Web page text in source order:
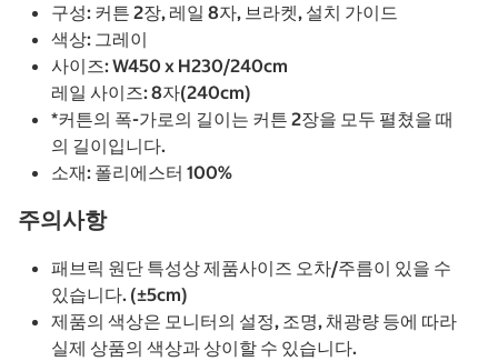
구성: 커튼 2장, 레일 8자, 브라켓, 설치 가이드
색상: 그레이
사이즈:W450 x H230/240cm
레일 사이즈: 8자(240cm)
*커튼의 폭-가로의 길이는 커튼 2장을 모두 펼쳤을 때
의 길이입니다.
소재: 폴리에스터 100%
주의사항
패브릭 원단 특성상 제품사이즈 오차/주름이 있을 수
있습니다. (±5cm)
제품의 색상은 모니터의 설정, 조명, 채광량 등에 따라
실제 상품의 색상과 상이할 수 있습니다.